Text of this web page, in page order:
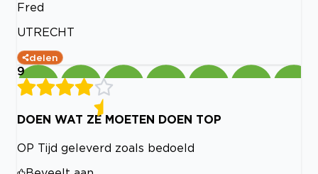
Fred
UTRECHT
delen
9
DOEN WAT ZE MOETEN DOEN TOP
OP Tijd geleverd zoals bedoeld